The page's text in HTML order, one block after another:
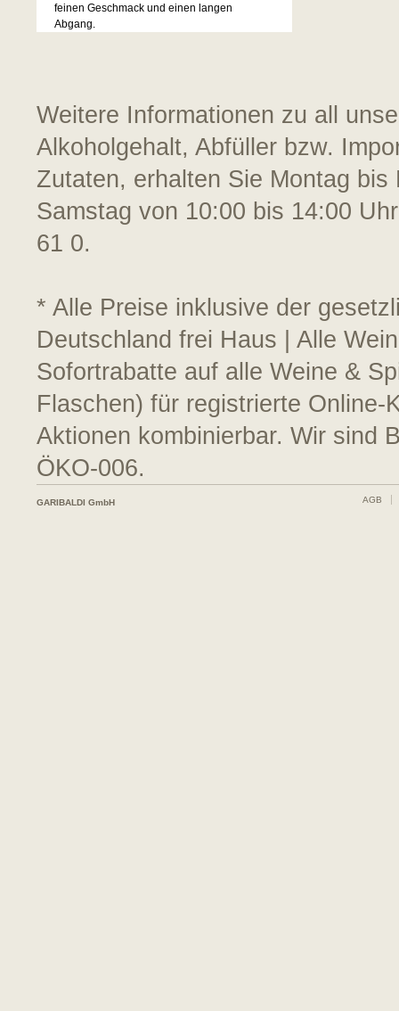
feinen Geschmack und einen langen
Abgang.
Weitere Informationen zu all
Alkoholgehalt, Abfüller bzw.
Zutaten, erhalten Sie Montag
Samstag von 10:00 bis 14:00
61 0.
* Alle Preise inklusive der
Deutschland frei Haus | Alle
Sofortrabatte auf alle Weine &
Flaschen) für registrierte
Aktionen kombinierbar. Wir sind
ÖKO-006.
GARIBALDI GmbH AGB